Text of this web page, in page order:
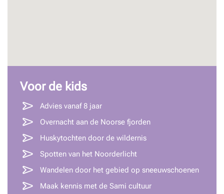
Voor de kids
Advies vanaf 8 jaar
Overnacht aan de Noorse fjorden
Huskytochten door de wildernis
Spotten van het Noorderlicht
Wandelen door het gebied op sneeuwschoenen
Maak kennis met de Sami cultuur